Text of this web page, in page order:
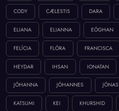
CODY CÆLESTIS DARA
ELIANA ELIANNA EÓGHAN
FELÍCIA FLÓRA FRANCISCA
HEYDAR IHSAN IONATAN
JÓHANNA JÓHANNES JÓNAS
KATSUMI KEI KHURSHID